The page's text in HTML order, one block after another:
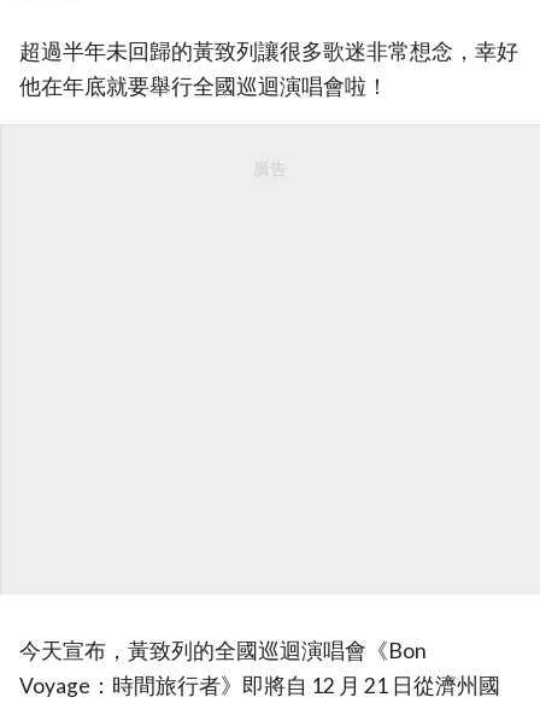
超過半年未回歸的黃致列讓很多歌迷非常想念，幸好
他在年底就要舉行全國巡迴演唱會啦！
廣告
今天宣布，黃致列的全國巡迴演唱會《Bon
Voyage：時間旅行者》即將自 12 月 21 日從濟州國